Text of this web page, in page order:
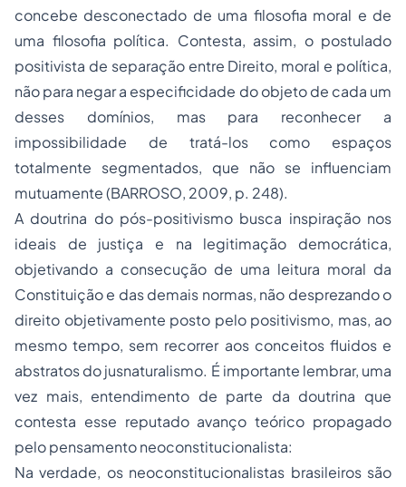
concebe desconectado de uma filosofia moral e de
uma filosofia política. Contesta, assim, o postulado
positivista de separaçãoentre Direito, moral e política,
não para negar a especificidade do objeto de cada um
desses domínios, mas para reconhecer a
impossibilidade de tratá-los como espaços
totalmente segmentados, que não se influenciam
mutuamente (BARROSO, 2009, p. 248).
A doutrina do pós-positivismo busca inspiração nos
ideais de justiça e na legitimação democrática,
objetivando a consecução de uma leitura moral da
Constituição e das demais normas, não desprezando o
direito objetivamente posto pelo positivismo, mas, ao
mesmo tempo, sem recorrer aos conceitos fluidos e
abstratos do jusnaturalismo. É importante lembrar, uma
vez mais, entendimento de parte da doutrina que
contesta esse reputado avanço teórico propagado
pelo pensamento neoconstitucionalista:
Na verdade, os neoconstitucionalistas brasileiros são